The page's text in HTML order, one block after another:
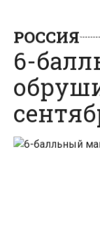
6-